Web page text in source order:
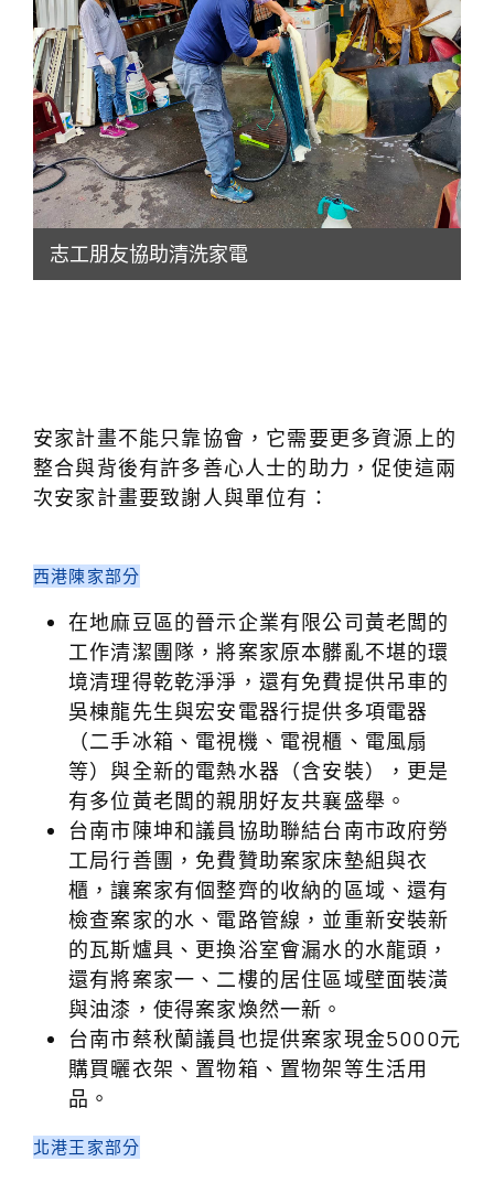
志工朋友協助清洗家電
安家計畫不能只靠協會，它需要更多資源上的
整合與背後有許多善心人士的助力，促使這兩
次安家計畫要致謝人與單位有：
西港陳家部分
在地麻豆區的晉示企業有限公司黃老闆的
工作清潔團隊，將案家原本髒亂不堪的環
境清理得乾乾淨淨，還有免費提供吊車的
吳棟龍先生與宏安電器行提供多項電器
（二手冰箱、電視機、電視櫃、電風扇
等）與全新的電熱水器（含安裝），更是
有多位黃老闆的親朋好友共襄盛舉。
台南市陳坤和議員協助聯結台南市政府勞
工局行善團，免費贊助案家床墊組與衣
櫃，讓案家有個整齊的收納的區域、還有
檢查案家的水、電路管線，並重新安裝新
的瓦斯爐具、更換浴室會漏水的水龍頭，
還有將案家一、二樓的居住區域壁面裝潢
與油漆，使得案家煥然一新。
台南市蔡秋蘭議員也提供案家現金5000元
購買曬衣架、置物箱、置物架等生活用
品。
北港王家部分